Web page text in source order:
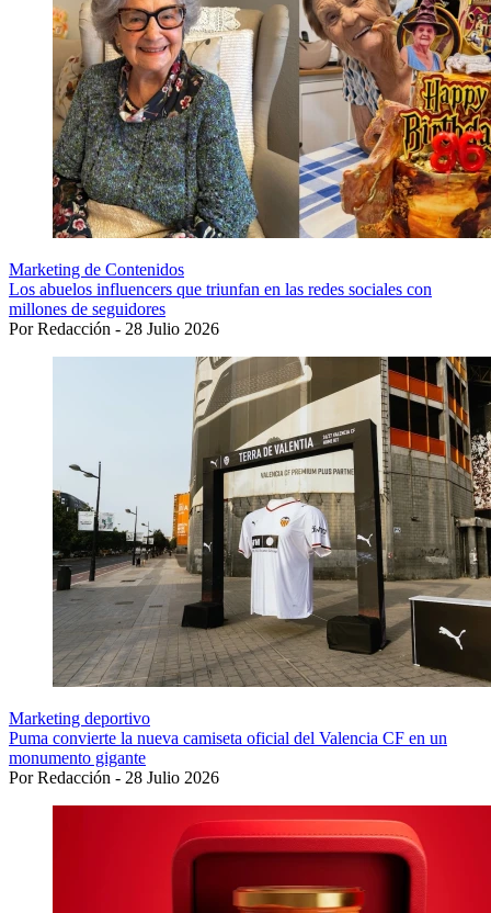
Marketing de Contenidos
Los abuelos influencers que triunfan en las redes sociales con
millones de seguidores
Por Redacción - 28 Julio 2026
Marketing deportivo
Puma convierte la nueva camiseta oficial del Valencia CF en un
monumento gigante
Por Redacción - 28 Julio 2026